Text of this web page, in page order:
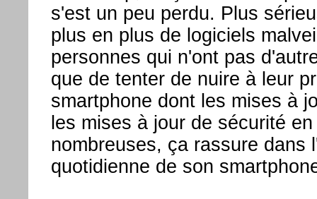
s'est un peu perdu. Plus
plus en plus de logiciels
personnes qui n'ont pas
que de tenter de nuire à leur
smartphone dont les mises à
les mises à jour de sécurité
nombreuses, ça rassure dans
quotidienne de son